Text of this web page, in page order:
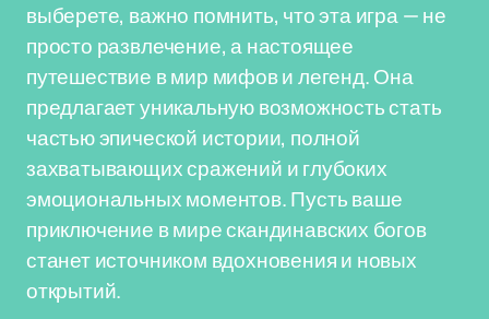
выберете, важно помнить, что эта игра — не
просто развлечение, а настоящее
путешествие в мир мифов и легенд. Она
предлагает уникальную возможность стать
частью эпической истории, полной
захватывающих сражений и глубоких
эмоциональных моментов. Пусть ваше
приключение в мире скандинавских богов
станет источником вдохновения и новых
открытий.